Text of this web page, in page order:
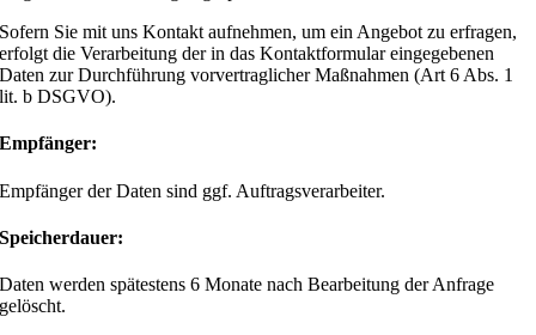
Sofern Sie mit uns Kontakt aufnehmen, um ein Angebot zu erfragen,
erfolgt die Verarbeitung der in das Kontaktformular eingegebenen
Daten zur Durchführung vorvertraglicher Maßnahmen (Art 6 Abs. 1
lit. b DSGVO).
Empfänger:
Empfänger der Daten sind ggf. Auftragsverarbeiter.
Speicherdauer:
Daten werden spätestens 6 Monate nach Bearbeitung der Anfrage
gelöscht.